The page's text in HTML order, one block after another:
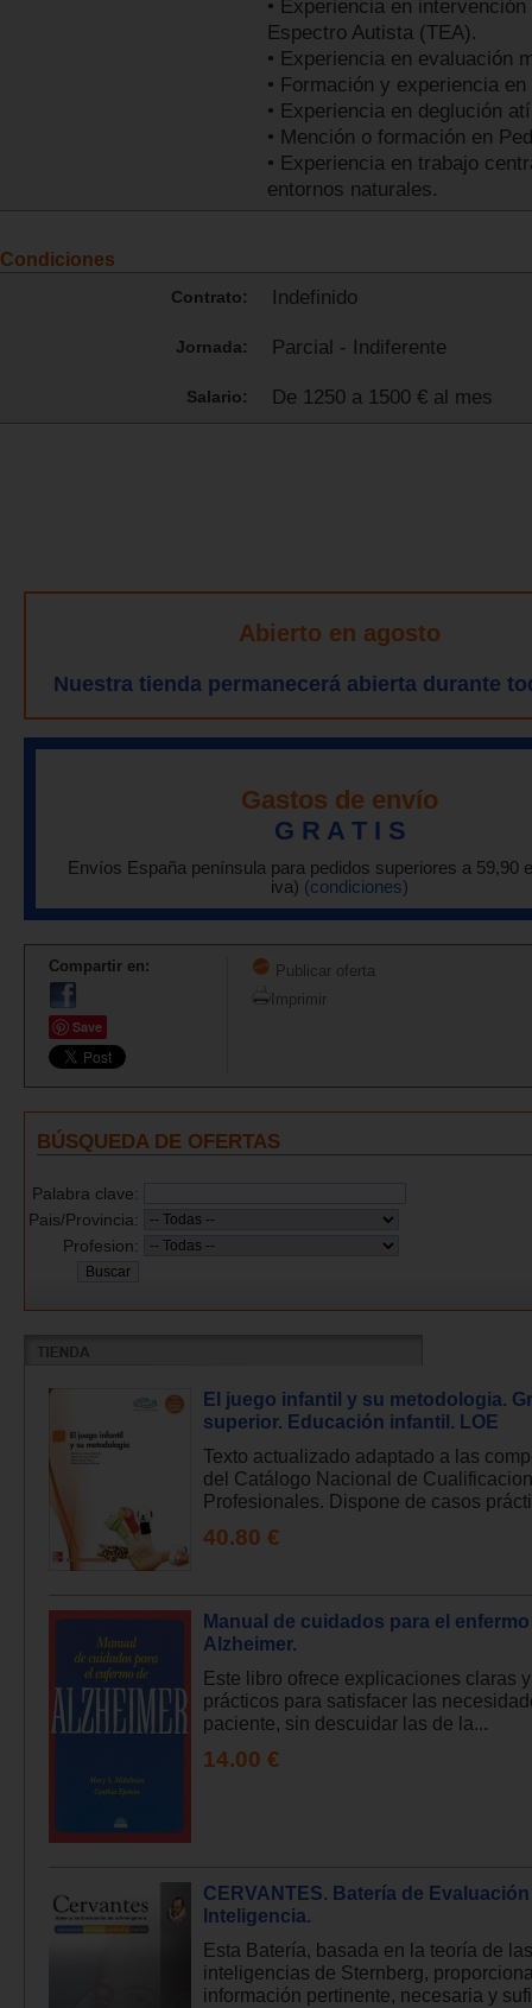
• Experiencia en
Espectro Autista (TEA).
• Experiencia en evaluación
• Formación y experiencia
• Experiencia en deglución
• Mención o formación en
• Experiencia en trabajo
entornos naturales.
Condiciones
Contrato: Indefinido
Jornada: Parcial - Indiferente
Salario: De 1250 a 1500 € al mes
Abierto en agosto
Nuestra tienda permanecerá abierta durante
Gastos de envío
G R A T I S
Envíos España península para pedidos superiores a 59,90
iva) (condiciones)
Compartir en:
Save
Publicar oferta
Imprimir
BÚSQUEDA DE OFERTAS
Palabra clave:
Pais/Provincia:
Profesion:
El juego infantil y su metodologia.
superior. Educación infantil. LOE
Texto actualizado adaptado a las
del Catálogo Nacional de
Profesionales. Dispone de casos
40.80 €
Manual de cuidados para el
Alzheimer.
Este libro ofrece explicaciones claras
prácticos para satisfacer las
paciente, sin descuidar las de la...
14.00 €
CERVANTES. Batería de
Inteligencia.
Esta Batería, basada en la teoría de
inteligencias de Sternberg,
información pertinente, necesaria y